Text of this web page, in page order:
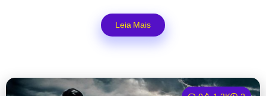
Leia Mais